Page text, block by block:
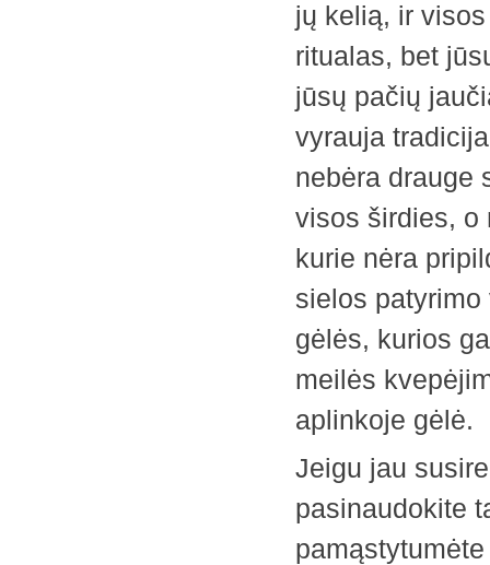
jų kelią, ir
ritualas, bet
jūsų pačių
vyrauja
nebėra drauge
visos širdies, o
kurie nėra
sielos
gėlės, kurios
meilės
aplinkoje gėlė.
Jeigu jau
pasinaudokite